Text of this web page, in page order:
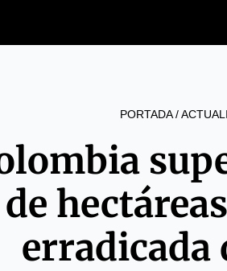
PORTADA/
de
erradicada